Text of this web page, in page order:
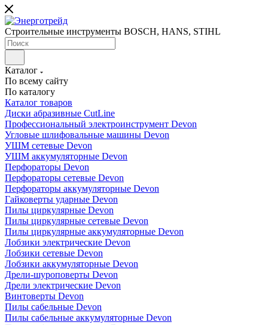
Строительные инструменты BOSCH, HANS, STIHL
Каталог
По всему сайту
По каталогу
Каталог товаров
Диски абразивные CutLine
Профессиональный электроинструмент Devon
Угловые шлифовальные машины Devon
УШМ сетевые Devon
УШМ аккумуляторные Devon
Перфораторы Devon
Перфораторы сетевые Devon
Перфораторы аккумуляторные Devon
Гайковерты ударные Devon
Пилы циркулярные Devon
Пилы циркулярные сетевые Devon
Пилы циркулярные аккумуляторные Devon
Лобзики электрические Devon
Лобзики сетевые Devon
Лобзики аккумуляторные Devon
Дрели-шуроповерты Devon
Дрели электрические Devon
Винтоверты Devon
Пилы сабельные Devon
Пилы сабельные аккумуляторные Devon